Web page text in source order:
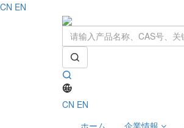
CN EN
CN EN
ホーム
企業情報